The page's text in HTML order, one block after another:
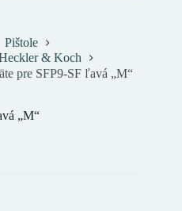
Pištole
& Koch
pre SFP9-SF ľavá „M“
„M“